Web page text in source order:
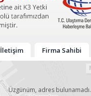
İletişim Firma Sahibi
Üzgünüm, adres bulunamadı.